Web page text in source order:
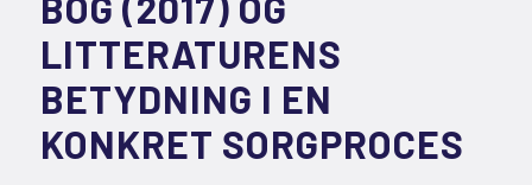
LITTERATURENS
BETYDNING I EN
KONKRET SORGPROCES